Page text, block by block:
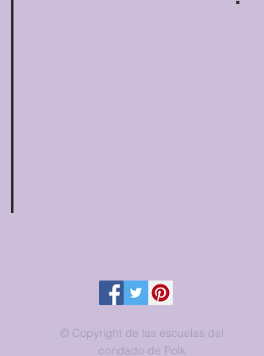
© Copyright de las escuelas del
condado de Polk